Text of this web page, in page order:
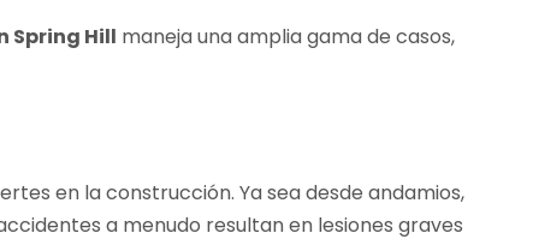
Spring Hill maneja una amplia gama de casos,
en la construcción. Ya sea desde andamios,
a menudo resultan en lesiones graves